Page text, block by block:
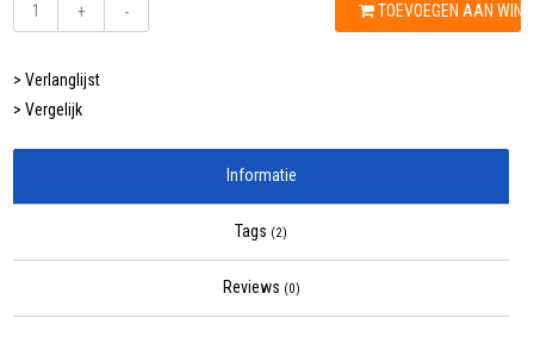
+
- TOEVOEGEN AAN
> Verlanglijst
> Vergelijk
Informatie
Tags (2)
Reviews (0)